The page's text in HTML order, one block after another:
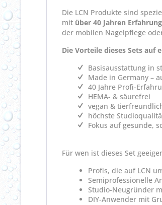
Die LCN Produkte sind
mit über 40 Jahren Erfahrung
der mobilen Nagelpflege
Die Vorteile dieses Sets auf
Basisausstattung in
Made in Germany –
40 Jahre Profi-
HEMA- & säurefrei
vegan &
höchste
Fokus auf gesunde,
Für wen ist dieses Set
Profis, die auf LCN
Semiprofessionelle
Studio-Neugründer
DIY-Anwender mit